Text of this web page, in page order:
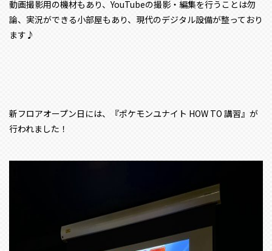
動画撮影用の機材もあり、YouTubeの撮影・編集を行うことは勿
論、実況ができる小部屋もあり、現代のデジタル設備が整っており
ます♪
新フロアオープン日には、『ポケモンユナイト HOW TO 講習』が
行われました！